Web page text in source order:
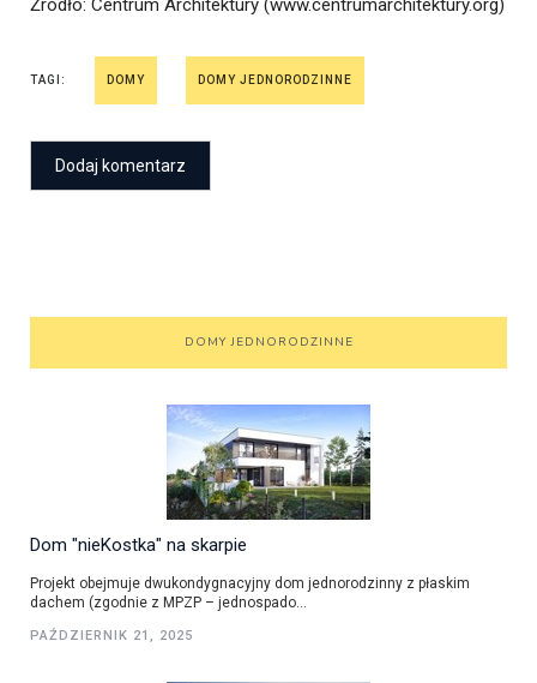
Źródło: Centrum Architektury (www.centrumarchitektury.org)
TAGI: DOMY DOMY JEDNORODZINNE
DOMY JEDNORODZINNE
Dom "nieKostka" na skarpie
Projekt obejmuje dwukondygnacyjny dom jednorodzinny z płaskim
dachem (zgodnie z MPZP – jednospado...
PAŹDZIERNIK 21, 2025